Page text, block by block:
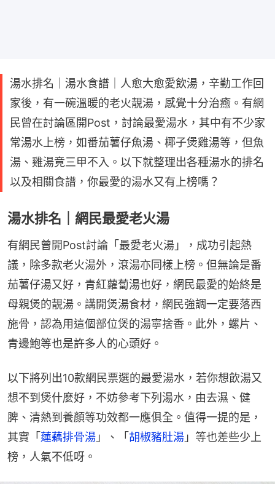
湯水排名｜湯水食譜｜人愈大愈愛飲湯，辛勤工作回
家後，有一碗溫暖的老火靚湯，感覺十分治癒。有網
民曾在討論區開Post，討論最愛湯水，其中有不少家
常湯水上榜，如番茄薯仔魚湯、椰子煲雞湯等，但魚
湯、雞湯竟三甲不入。以下就整理出各種湯水的排名
以及相關食譜，你最愛的湯水又有上榜嗎？
湯水排名｜網民最愛老火湯
有網民曾開Post討論「最愛老火湯」，成功引起熱
議，除多款老火湯外，滾湯亦同樣上榜。但無論是番
茄薯仔湯又好，青紅蘿蔔湯也好，網民最愛的始終是
母親煲的靚湯。講開煲湯食材，網民強調一定要落西
施骨，認為用這個部位煲的湯寧捨香。此外，螺片、
青邊鮑等也是許多人的心頭好。
以下將列出10款網民票選的最愛湯水，若你想飲湯又
想不到煲什麼好，不妨參考下列湯水，由去濕、健
脾、清熱到養顏等功效都一應俱全。值得一提的是，
其實「蓮藕排骨湯 」、「胡椒豬肚湯 」等也差些少上
榜，人氣不低呀。